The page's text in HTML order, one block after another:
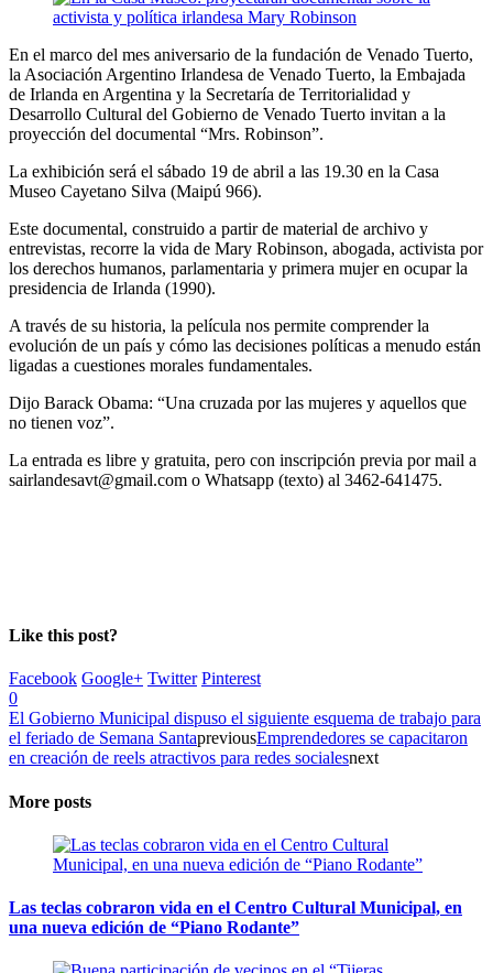
En el marco del mes aniversario de la fundación de Venado Tuerto,
la Asociación Argentino Irlandesa de Venado Tuerto, la Embajada
de Irlanda en Argentina y la Secretaría de Territorialidad y
Desarrollo Cultural del Gobierno de Venado Tuerto invitan a la
proyección del documental “Mrs. Robinson”.
La exhibición será el sábado 19 de abril a las 19.30 en la Casa
Museo Cayetano Silva (Maipú 966).
Este documental, construido a partir de material de archivo y
entrevistas, recorre la vida de Mary Robinson, abogada, activista por
los derechos humanos, parlamentaria y primera mujer en ocupar la
presidencia de Irlanda (1990).
A través de su historia, la película nos permite comprender la
evolución de un país y cómo las decisiones políticas a menudo están
ligadas a cuestiones morales fundamentales.
Dijo Barack Obama: “Una cruzada por las mujeres y aquellos que
no tienen voz”.
La entrada es libre y gratuita, pero con inscripción previa por mail a
sairlandesavt@gmail.com o Whatsapp (texto) al 3462-641475.
Like this post?
Facebook Google+ Twitter Pinterest
0
El Gobierno Municipal dispuso el siguiente esquema de trabajo para
el feriado de Semana SantapreviousEmprendedores se capacitaron
en creación de reels atractivos para redes socialesnext
More posts
Las teclas cobraron vida en el Centro Cultural Municipal, en
una nueva edición de “Piano Rodante”